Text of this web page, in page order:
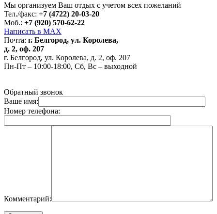
Мы организуем Ваш отдых с учетом всех пожеланий
Тел./факс: +7 (4722) 20-03-20
Моб.: +7 (920) 570-62-22
Написать в MAX
Почта: г. Белгород, ул. Королева,
д. 2, оф. 207
г. Белгород, ул. Королева, д. 2, оф. 207
Пн-Пт – 10:00-18:00, Сб, Вс – выходной
Обратный звонок
Ваше имя:
Номер телефона:
Комментарий: